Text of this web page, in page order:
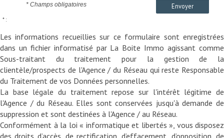
Envoyer
* Champs obligatoires
* :
Les informations recueillies sur ce formulaire sont enregistrées
dans un fichier informatisé par La Boite Immo agissant comme
Sous-traitant du traitement pour la gestion de la
clientèle/prospects de l'Agence / du Réseau qui reste Responsable
du Traitement de vos Données personnelles.
La base légale du traitement repose sur l'intérêt légitime de
l'Agence / du Réseau. Elles sont conservées jusqu'à demande de
suppression et sont destinées à l'Agence / au Réseau.
Conformément à la loi « informatique et libertés », vous disposez
des droits d’accès, de rectification, d’effacement, d’opposition, de